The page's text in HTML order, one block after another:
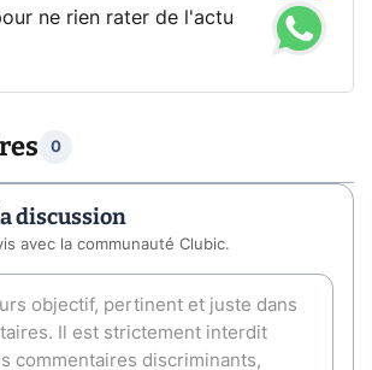
ne rien rater de l'actu
0
discussion
avec la communauté Clubic.